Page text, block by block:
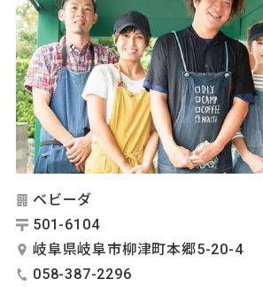
ベビーダ
501-6104
岐阜県岐阜市柳津町本郷5-20-4
058-387-2296